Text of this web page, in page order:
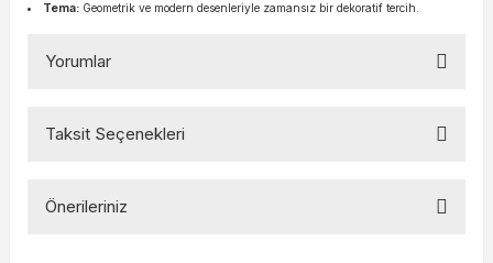
Tema: Geometrik ve modern desenleriyle zamansız bir dekoratif tercih.
Yorumlar
Taksit Seçenekleri
Önerileriniz